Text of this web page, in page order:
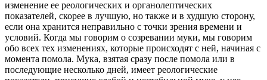
изменение ее реологических и органолептических
показателей, скорее в лучшую, но также и в худшую сторону,
если она хранится неправильно с точки зрения времени и
условий. Когда мы говорим о созревании муки, мы говорим
обо всех тех изменениях, которые происходят с ней, начиная с
момента помола. Мука, ​​взятая сразу после помола или в
последующие несколько дней, имеет реологические